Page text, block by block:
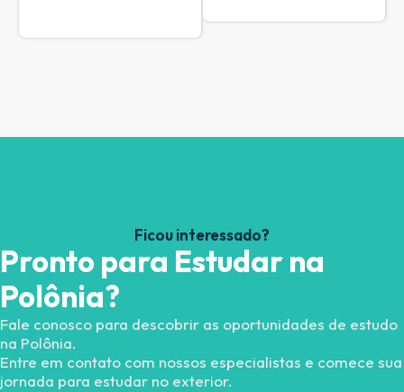
Ficou interessado?
Pronto para Estudar na
Polônia?
Fale conosco para descobrir as oportunidades de estudo
na Polônia.
Entre em contato com nossos especialistas e comece sua
jornada para estudar no exterior.